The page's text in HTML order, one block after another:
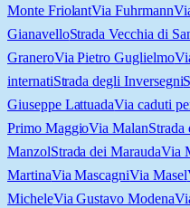
Monte FriolantVia Fuhrmann
GianavelloStrada Vecchia di
GraneroVia Pietro Guglielmo
internatiStrada degli Inversegni
Giuseppe LattuadaVia caduti
Primo MaggioVia MalanStrada
ManzolStrada dei MaraudaVia
MartinaVia MascagniVia Masel
MicheleVia Gustavo Modena